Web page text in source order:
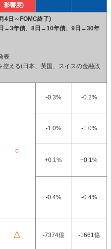
影響度)
4日～FOMC終了)
→3年債、8日→10年債、9日→30年
表
える(日本、英国、スイスの金融政
-0.3% -0.2%
-1.0% -1.0%
+0.1% +0.1%
-0.4% -0.4%
-7374億 -1661億